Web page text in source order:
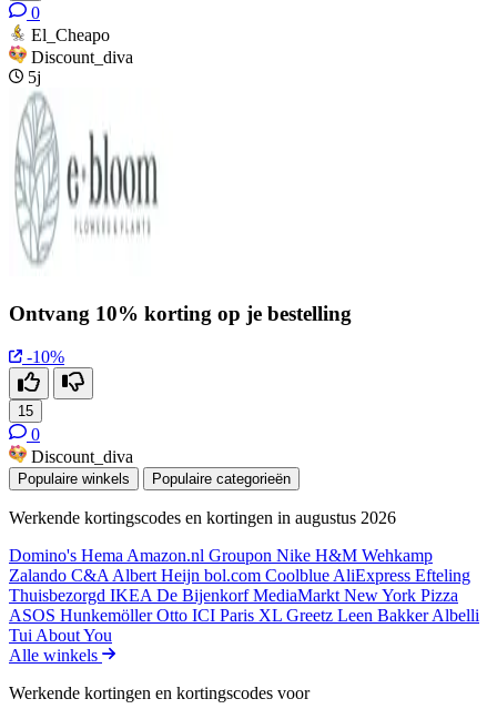
0
El_Cheapo
Discount_diva
5j
Ontvang 10% korting op je bestelling
-10%
15
0
Discount_diva
Populaire winkels Populaire categorieën
Werkende kortingscodes en kortingen in augustus 2026
Domino's Hema Amazon.nl Groupon Nike H&M Wehkamp
Zalando C&A Albert Heijn bol.com Coolblue AliExpress Efteling
Thuisbezorgd IKEA De BijenkorfMediaMarkt New York Pizza
ASOS HunkemöllerOtto ICI Paris XL Greetz Leen BakkerAlbelli
Tui About You
Alle winkels
Werkende kortingen en kortingscodes voor